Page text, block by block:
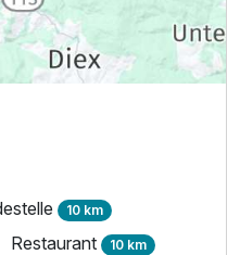
10 km
Restaurant 10 km